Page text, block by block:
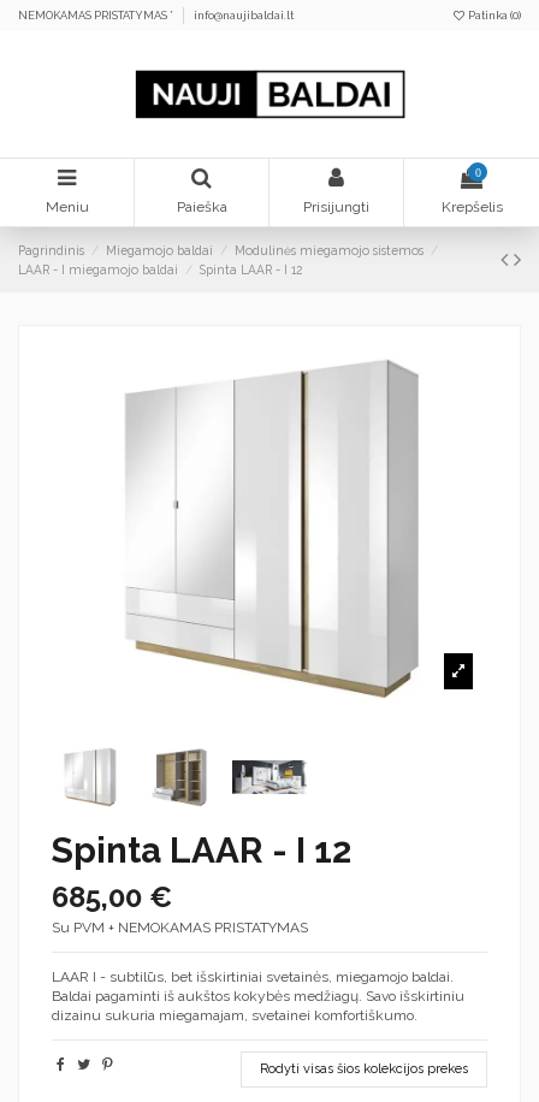
NEMOKAMAS PRISTATYMAS * info@naujibaldai.lt Patinka (0)
Meniu Paieška Prisijungti
0
Krepšelis
Pagrindinis Miegamojo baldai
Modulinės miegamojo sistemos
LAAR - I miegamojo baldai
Spinta LAAR - I 12
Spinta LAAR - I 12
685,00 €
Su PVM + NEMOKAMAS PRISTATYMAS
LAAR I - subtilūs, bet išskirtiniai svetainės, miegamojo baldai.
Baldai pagaminti iš aukštos kokybės medžiagų. Savo išskirtiniu
dizainu sukuria miegamajam, svetainei komfortiškumo.
Rodyti visas šios kolekcijos prekes